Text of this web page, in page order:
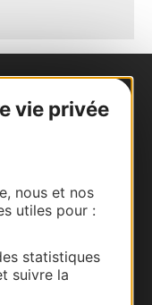
vie privée
nous et nos
utiles pour :
statistiques
suivre la